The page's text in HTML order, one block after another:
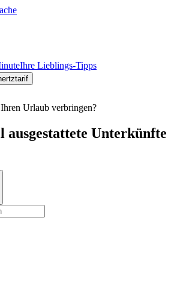
Ihre Lieblings-Tipps
Urlaub verbringen?
ausgestattete Unterkünfte